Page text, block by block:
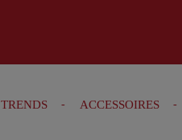
TRENDS ACCESSOIRES